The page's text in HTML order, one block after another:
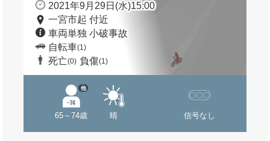
2021年9月29日(水)15:00
一宮市起 付近
車両単独 小破事故
自転車(1)
死亡(0) 負傷(1)
65～74歳
他
晴 信号なし